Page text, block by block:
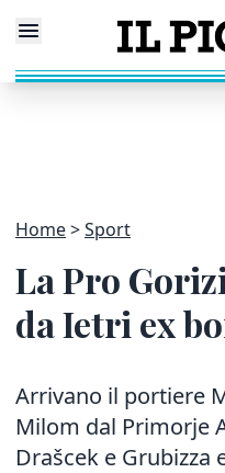
Home Sport
La Pro
da Ietri ex
Arrivano il portiere
Milom dal Primorje
Drašcek e Grubizza